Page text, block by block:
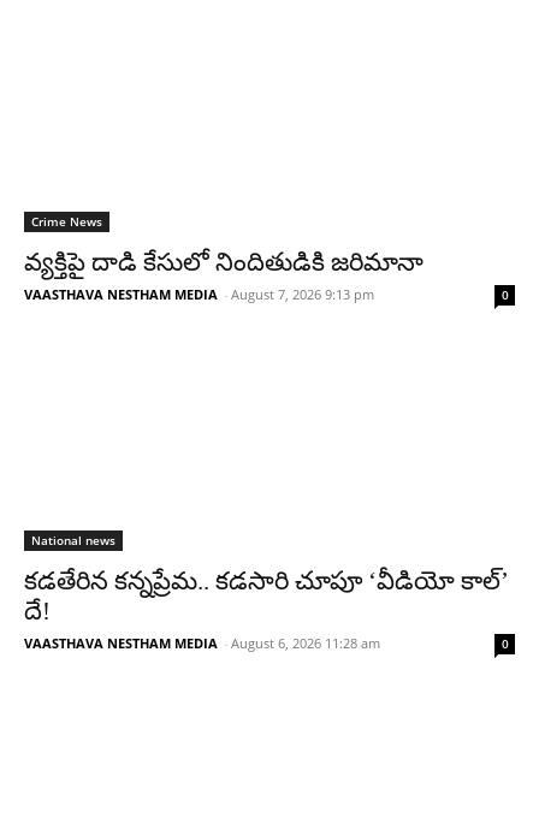
Crime News
వ్యక్తిపై దాడి కేసులో నిందితుడికి జరిమానా
VAASTHAVA NESTHAM MEDIA - August 7, 2026 9:13 pm 0
National news
కడతేరిన కన్నప్రేమ.. కడసారి చూపూ ‘వీడియో కాల్’
దే!
VAASTHAVA NESTHAM MEDIA - August 6, 2026 11:28 am 0